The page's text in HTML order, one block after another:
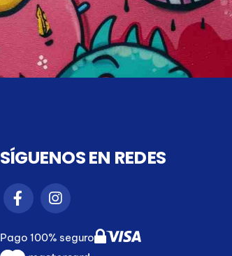
SÍGUENOS EN REDES
Pago 100% seguro